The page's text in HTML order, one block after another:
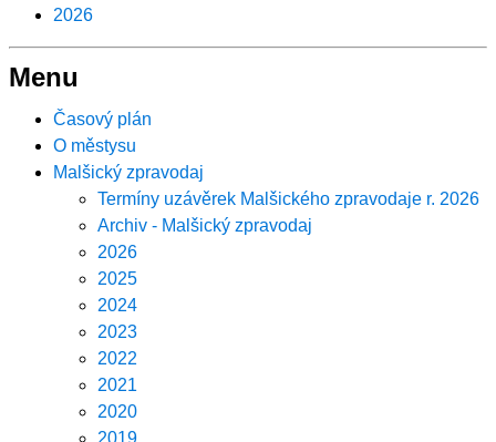
2026
Menu
Časový plán
O městysu
Malšický zpravodaj
Termíny uzávěrek Malšického zpravodaje r. 2026
Archiv - Malšický zpravodaj
2026
2025
2024
2023
2022
2021
2020
2019